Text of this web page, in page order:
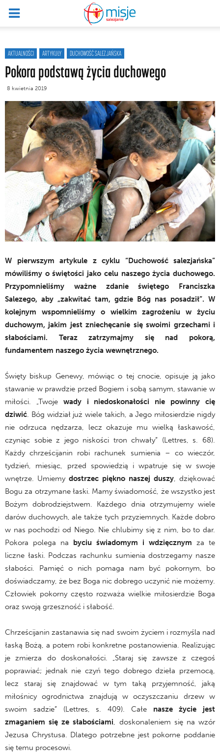
AKTUALNOŚCI ARTYKUŁY DUCHOWOŚĆ SALEZJAŃSKA
Pokora podstawą życia duchowego
8 kwietnia 2019
W pierwszym artykule z cyklu “Duchowość salezjańska”
mówiliśmy o świętości jako celu naszego życia duchowego.
Przypomnieliśmy ważne zdanie świętego Franciszka
Salezego, aby „zakwitać tam, gdzie Bóg nas posadził”. W
kolejnym wspomnieliśmy o wielkim zagrożeniu w życiu
duchowym, jakim jest zniechęcanie się swoimi grzechami i
słabościami. Teraz zatrzymajmy się nad pokorą,
fundamentem naszego życia wewnętrznego.
Święty biskup Genewy, mówiąc o tej cnocie, opisuje ją jako
stawanie w prawdzie przed Bogiem i sobą samym, stawanie w
miłości. „Twoje wady i niedoskonałości nie powinny cię
dziwić. Bóg widział już wiele takich, a Jego miłosierdzie nigdy
nie odrzuca nędzarza, lecz okazuje mu wielką łaskawość,
czyniąc sobie z jego niskości tron chwały” (Lettres, s. 68).
Każdy chrześcijanin robi rachunek sumienia – co wieczór,
tydzień, miesiąc, przed spowiedzią i wpatruje się w swoje
wnętrze. Umiemy dostrzec piękno naszej duszy, dziękować
Bogu za otrzymane łaski. Mamy świadomość, że wszystko jest
Bożym dobrodziejstwem. Każdego dnia otrzymujemy wiele
darów duchowych, ale także tych przyziemnych. Każde dobro
w nas pochodzi od Niego. Nie chlubimy się z nim, bo to dar.
Pokora polega na
byciu świadomym i wdzięcznym za te
liczne łaski. Podczas rachunku sumienia dostrzegamy nasze
słabości. Pamięć o nich pomaga nam być pokornym, bo
doświadczamy, że bez Boga nic dobrego uczynić nie możemy.
Człowiek pokorny często rozważa wielkie miłosierdzie Boga
oraz swoją grzeszność i słabość.
Chrześcijanin zastanawia się nad swoim życiem i rozmyśla nad
łaską Bożą, a potem robi konkretne postanowienia. Realizując
je zmierza do doskonałości. „Staraj się zawsze z czegoś
poprawiać; jednak nie czyń tego dobrego dzieła przemocą,
lecz staraj się znajdować w tym taką przyjemność, jaką
miłośnicy ogrodnictwa znajdują w oczyszczaniu drzew w
swoim sadzie” (Lettres, s. 409). Całe nasze życie jest
zmaganiem się ze słabościami, doskonaleniem się na wzór
Jezusa Chrystusa. Dlatego potrzebne jest pokorne poddanie
się temu procesowi.